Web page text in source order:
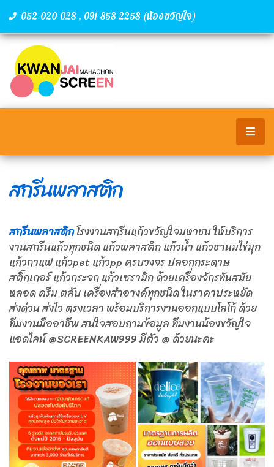
052-020-028 , 091-858-2258 (น้องขวัญใจ)
สกรีนพลาสติก
สกรีนพลาสติกโรงงานสกรีนแก้วขวัญใจมหาชน ให้บริการ
งานสกรีนแก้วทุกชนิด แก้วพลาสติก แก้วน้ำ แก้วชานมไข่มุก
แก้วกาแฟ แก้วpet แก้วpp ครบวงจร ปลอกกระดาษ
สติ๊กเกอร์ แก้วกระจก แก้วเซรามิก ด้วยเครื่องจักรทันสมัย
หลอด ครีม ตลับ เครื่องสำอางค์ทุกชนิด ในราคาประหยัด
ส่งด่วน ส่งไว ตรงเวลา พร้อมบริการงานออกแบบโลโก้ ด้วย
ทีมงานมืออาชีพ สนใจสอบถามข้อมูล ทีมงานน้องขวัญใจ
แอดไลน์ @SCREENKAW999 มีตัว @ ด้วยนะคะ